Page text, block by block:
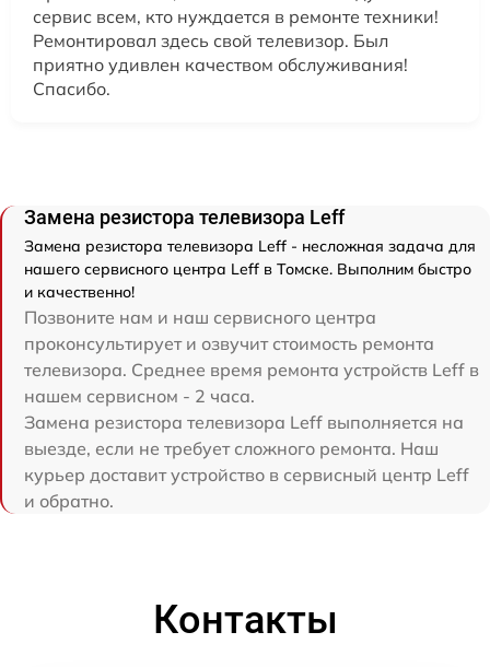
сервис всем, кто нуждается в ремонте техники!
Ремонтировал здесь свой телевизор. Был
приятно удивлен качеством обслуживания!
Спасибо.
Замена резистора телевизора Leff
Замена резистора телевизора Leff - несложная задача для
нашего сервисного центра Leff в Томске. Выполним быстро
и качественно!
Позвоните нам и наш сервисного центра
проконсультирует и озвучит стоимость ремонта
телевизора. Среднее время ремонта устройств Leff в
нашем сервисном - 2 часа.
Замена резистора телевизора Leff выполняется на
выезде, если не требует сложного ремонта. Наш
курьер доставит устройство в сервисный центр Leff
и обратно.
Контакты